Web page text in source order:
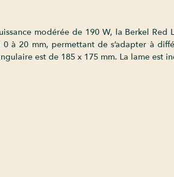
modérée de 190 W, la Berkel
à 20 mm, permettant de s’adapter à
est de 185 x 175 mm. La lame est